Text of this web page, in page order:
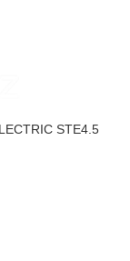
STE4.5